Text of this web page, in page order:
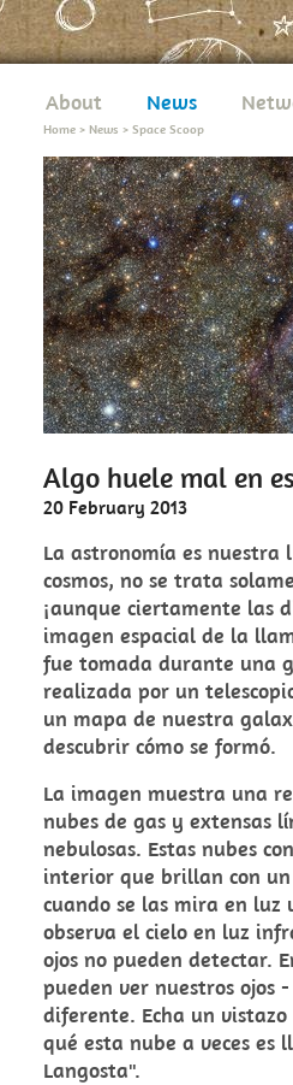
About News
Home > News > Space Scoop
Algo huele mal en
20 February 2013
La astronomía es
cosmos, no se trata
¡aunque ciertamente las
imagen espacial de la
fue tomada durante una
realizada por un
un mapa de nuestra
descubrir cómo se formó.
La imagen muestra una
nubes de gas y extensas
nebulosas. Estas nubes
interior que brillan con
cuando se las mira en luz
observa el cielo en luz
ojos no pueden detectar.
pueden ver nuestros ojos
diferente. Echa un vistazo
qué esta nube a veces es
Langosta".